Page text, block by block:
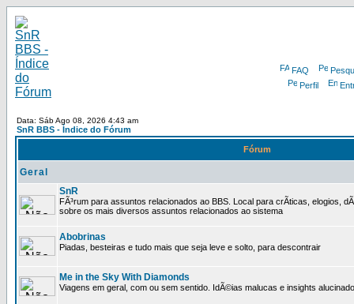
FAQ
Perfil
Data: Sáb Ago 08, 2026 4:43 am
SnR BBS - Índice do Fórum
Fórum
Geral
SnR
FÃ³rum para assuntos relacionados ao BBS. Local para crÃ­ticas, elogios,
sobre os mais diversos assuntos relacionados ao sistema
Abobrinas
Piadas, besteiras e tudo mais que seja leve e solto, para descontrair
Me in the Sky With Diamonds
Viagens em geral, com ou sem sentido. IdÃ©ias malucas e insights